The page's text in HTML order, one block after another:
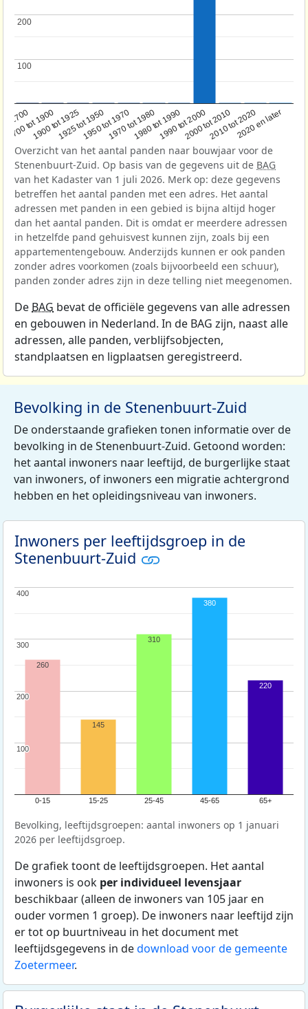
1700
1700 tot 1900
1900 tot 19251925 tot 19501950 tot 19701970 tot 19801980 tot 19901990 tot 20002000 tot 20102010 tot 20202020 en later
100
100
200
200
Overzicht van het aantal panden naar bouwjaar voor de
Stenenbuurt-Zuid. Op basis van de gegevens uit de BAG
van het Kadaster van 1 juli 2026. Merk op: deze gegevens
betreffen het aantal panden met een adres. Het aantal
adressen met panden in een gebied is bijna altijd hoger
dan het aantal panden. Dit is omdat er meerdere adressen
in hetzelfde pand gehuisvest kunnen zijn, zoals bij een
appartementengebouw. Anderzijds kunnen er ook panden
zonder adres voorkomen (zoals bijvoorbeeld een schuur),
panden zonder adres zijn in deze telling niet meegenomen.
De BAG bevat de officiële gegevens van alle adressen
en gebouwen in Nederland. In de BAG zijn, naast alle
adressen, alle panden, verblijfsobjecten,
standplaatsen en ligplaatsen geregistreerd.
Bevolking in de Stenenbuurt-Zuid
De onderstaande grafieken tonen informatie over de
bevolking in de Stenenbuurt-Zuid. Getoond worden:
het aantal inwoners naar leeftijd, de burgerlijke staat
van inwoners, of inwoners een migratie achtergrond
hebben en het opleidingsniveau van inwoners.
Inwoners per leeftijdsgroep in de
Stenenbuurt-Zuid
0-15 15-25 25-45 45-65 65+
100
100
200
200
300
300
400
400
260
145
310
380
220
Bevolking, leeftijdsgroepen: aantal inwoners op 1 januari
2026 per leeftijdsgroep.
De grafiek toont de leeftijdsgroepen. Het aantal
inwoners is ook per individueel levensjaar
beschikbaar (alleen de inwoners van 105 jaar en
ouder vormen 1 groep). De inwoners naar leeftijd zijn
er tot op buurtniveau in het document met
leeftijdsgegevens in dedownload voor de gemeente
Zoetermeer.